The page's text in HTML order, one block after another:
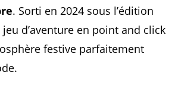
. Sorti en 2024 sous l’édition
jeu d’aventure en point and click
festive parfaitement